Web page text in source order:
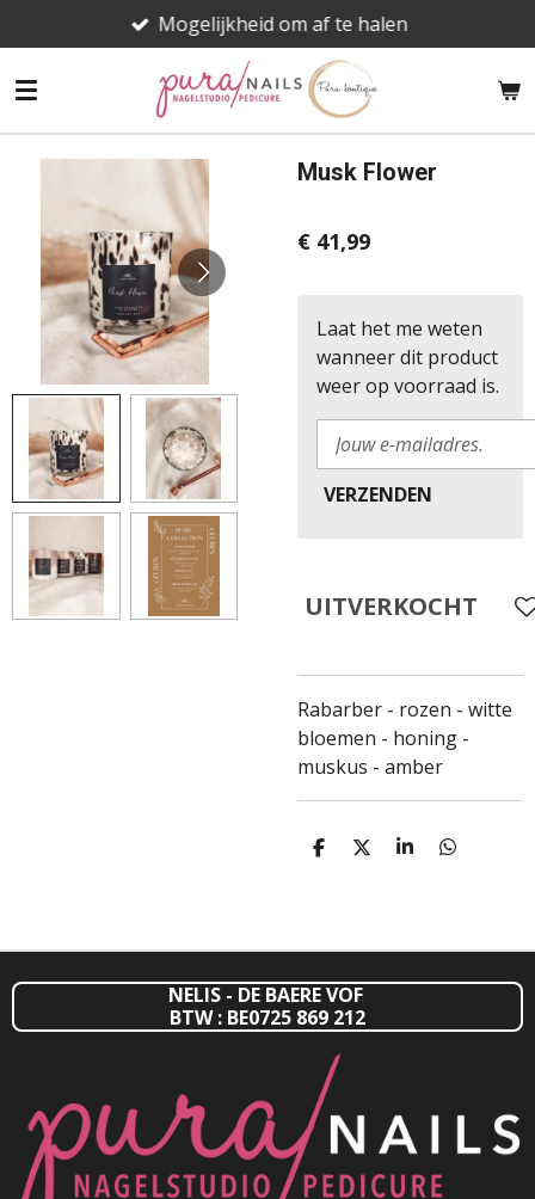
direct
naar
hoofdinhoud
Mogelijkheid om af te halen
Musk Flower
€ 41,99
Laat het me weten
wanneer dit product
weer op voorraad is.
VERZENDEN
UITVERKOCHT
Rabarber - rozen - witte
bloemen - honing -
muskus - amber
D
D
S
D
NELIS - DE BAERE VOF
BTW : BE0725 869 212